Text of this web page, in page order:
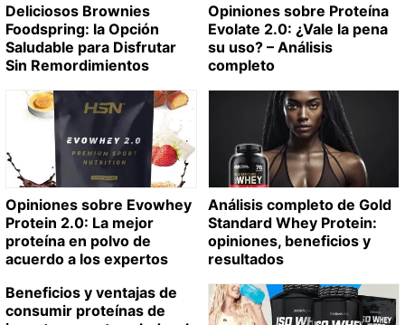
Deliciosos Brownies
Foodspring: la Opción
Saludable para Disfrutar
Sin Remordimientos
Opiniones sobre Proteína
Evolate 2.0: ¿Vale la pena
su uso? – Análisis
completo
Opiniones sobre Evowhey
Protein 2.0: La mejor
proteína en polvo de
acuerdo a los expertos
Análisis completo de Gold
Standard Whey Protein:
opiniones, beneficios y
resultados
Beneficios y ventajas de
consumir proteínas de